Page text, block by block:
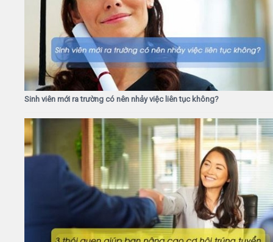
Sinh viên mới ra trường có nên nhảy việc liên tục không?